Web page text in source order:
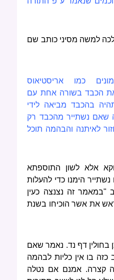
למשה מסיני כותב שם
כמו אריסטיאוס
את הכבד בשורה אחת עם
בהכבד מביאה לידי
שאם נשתייר מהכבד רק
לאיתנה והבהמה תוכל
אלא לשון התוספתא
הימנו כדי להעלות
"במאמר זה נצנצה כעין
את אשר הוכיחו בשנת
דף נד. נאמר שאם
כזה בו אין כליות לבהמה
קצרה. אמנם אם נטלה